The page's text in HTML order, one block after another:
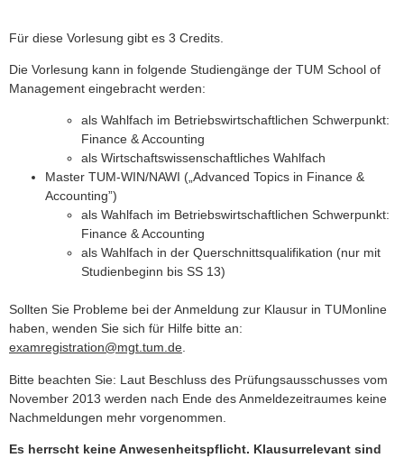
Für diese Vorlesung gibt es 3 Credits.
Die Vorlesung kann in folgende Studiengänge der TUM School of
Management eingebracht werden:
als Wahlfach im Betriebswirtschaftlichen Schwerpunkt:
Finance & Accounting
als Wirtschaftswissenschaftliches Wahlfach
Master TUM-WIN/NAWI („Advanced Topics in Finance &
Accounting”)
als Wahlfach im Betriebswirtschaftlichen Schwerpunkt:
Finance & Accounting
als Wahlfach in der Querschnittsqualifikation (nur mit
Studienbeginn bis SS 13)
Sollten Sie Probleme bei der Anmeldung zur Klausur in TUMonline
haben, wenden Sie sich für Hilfe bitte an:
examregistration@mgt.tum.de.
Bitte beachten Sie: Laut Beschluss des Prüfungsausschusses vom
November 2013 werden nach Ende des Anmeldezeitraumes keine
Nachmeldungen mehr vorgenommen.
Es herrscht keine Anwesenheitspflicht. Klausurrelevant sind